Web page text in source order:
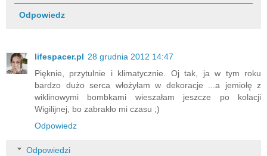
Odpowiedz
lifespacer.pl 28 grudnia 2012 14:47
Pięknie, przytulnie i klimatycznie. Oj tak, ja w tym roku
bardzo dużo serca włożyłam w dekoracje ...a jemiołę z
wiklinowymi bombkami wieszałam jeszcze po kolacji
Wigilijnej, bo zabrakło mi czasu ;)
Odpowiedz
Odpowiedzi